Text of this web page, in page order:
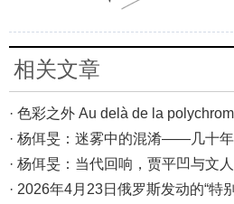
相关文章
· 杨佴旻：当代回响，贾平凹与文